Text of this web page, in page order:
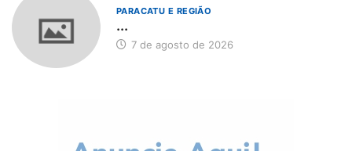
PARACATU E REGIÃO
...
7 de agosto de 2026